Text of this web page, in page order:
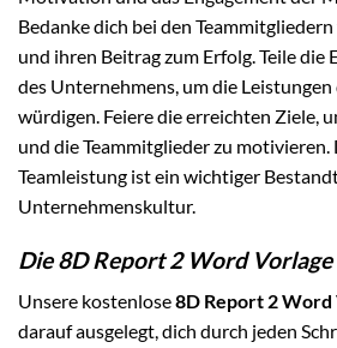
Bedanke dich bei den
und ihren Beitrag zum Erfolg. Teile die
des Unternehmens, um die Leistungen
würdigen. Feiere die erreichten Ziele,
und die Teammitglieder zu
Teamleistung ist ein wichtiger
Unternehmenskultur.
Die 8D Report 2 Word
Unsere kostenlose8D Report 2 Word
darauf ausgelegt, dich durch jeden